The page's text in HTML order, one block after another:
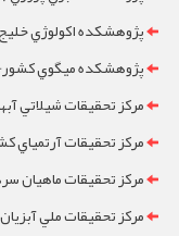
پژوهشکده اکولوژي
پژوهشکده ميگوي
مرکز تحقيقات شيلاتي
مرکز تحقيقات آرتمياي
مرکز تحقيقات ماهيان
مرکز تحقيقات ملي